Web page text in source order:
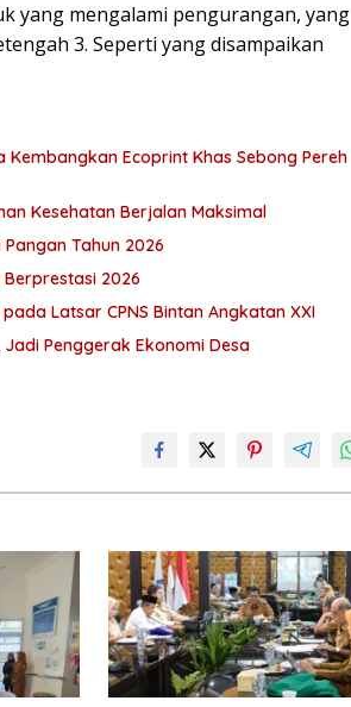
yang mengalami pengurangan, yang
3. Seperti yang disampaikan
Kembangkan Ecoprint Khas Sebong Pereh
Kesehatan Berjalan Maksimal
Tahun 2026
2026
Latsar CPNS Bintan Angkatan XXI
Penggerak Ekonomi Desa